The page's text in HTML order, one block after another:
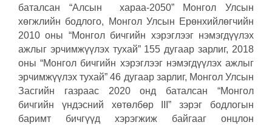
баталсан “Алсын хараа-2050” Монгол Улсын
хөгжлийн бодлого, Монгол Улсын Ерөнхийлөгчийн
2010 оны “Монгол бичгийн хэрэглээг нэмэгдүүлэх
ажлыг эрчимжүүлэх тухай” 155 дугаар зарлиг, 2018
оны “Монгол бичгийн хэрэглээг нэмэгдүүлэх ажлыг
эрчимжүүлэх тухай” 46 дугаар зарлиг, Монгол Улсын
Засгийн газраас 2020 онд баталсан “Монгол
бичгийн үндэсний хөтөлбөр III” зэрэг бодлогын
баримт бичгүүд хэрэгжиж байгааг онцлон